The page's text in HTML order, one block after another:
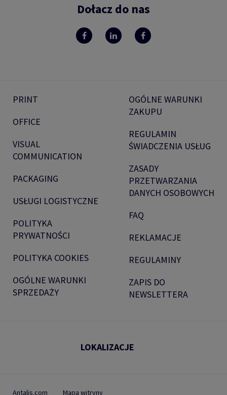
Dołacz do nas
PRINT
OFFICE
VISUAL
COMMUNICATION
PACKAGING
USŁUGI LOGISTYCZNE
POLITYKA
PRYWATNOŚCI
POLITYKA COOKIES
OGÓLNE WARUNKI
SPRZEDAŻY
OGÓLNE WARUNKI
ZAKUPU
REGULAMIN
ŚWIADCZENIA USŁUG
ZASADY
PRZETWARZANIA
DANYCH OSOBOWYCH
FAQ
REKLAMACJE
REGULAMINY
ZAPIS DO
NEWSLETTERA
LOKALIZACJE
Antalis.com Mapa witryny